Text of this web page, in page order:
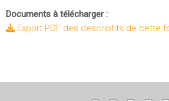
Fermer
Documents à télécharger :
Export PDF des descriptifs de cette